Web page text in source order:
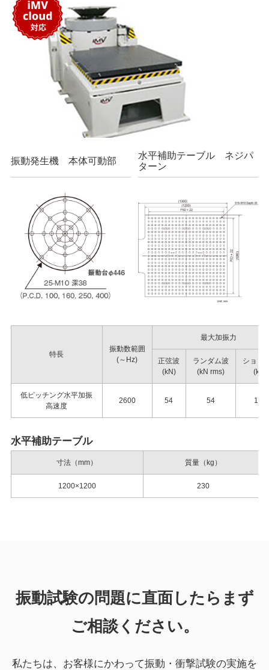
振動発生機 本体可動部
水平補助テーブル ネジパ
ターン
特長
振動数範囲
(～Hz)
最大加振力
正弦波
(kN)
ランダム波
(kN rms)
ショッ
(kN)
低ピッチング水平加振
高速度
2600 54 54 108
水平補助テーブル
寸法（mm） 質量（kg）
1200×1200 230
振動試験の問題に直面したらまず
ご相談ください。
私たちは、お客様にかわって振動・衝撃試験の実施を